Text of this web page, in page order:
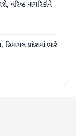
વરિષ્ઠ નાગરિકોને
હિમાચલ પ્રદેશમાં ભારે